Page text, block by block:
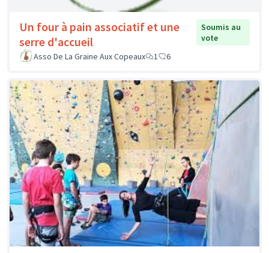
Un four à pain associatif et une
serre d'accueil
Soumis au
vote
Asso De La Graine Aux Copeaux
1 6